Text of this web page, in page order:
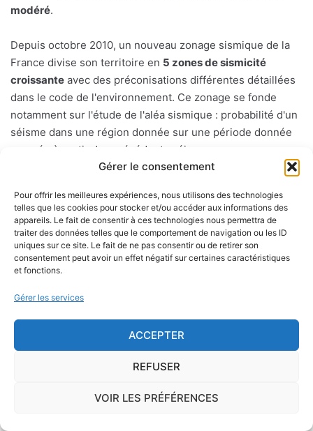
Gérer le consentement
Pour offrir les meilleures expériences, nous utilisons des technologies
telles que les cookies pour stocker et/ou accéder aux informations des
appareils. Le fait de consentir à ces technologies nous permettra de
traiter des données telles que le comportement de navigation ou les ID
uniques sur ce site. Le fait de ne pas consentir ou de retirer son
consentement peut avoir un effet négatif sur certaines caractéristiques
et fonctions.
Gérer les services
ACCEPTER
REFUSER
VOIR LES PRÉFÉRENCES
modéré.
Depuis octobre 2010, un nouveau zonage sismique de la
France divise son territoire en 5 zones de sismicité
croissante avec des préconisations différentes détaillées
dans le code de l'environnement. Ce zonage se fonde
notamment sur l'étude de l'aléa sismique : probabilité d'un
séisme dans une région donnée sur une période donnée
mesuée à partir des précédents séismes.
sismicité très faible sans prescription spécifique pour les
constructions dites "à risque normal". Les zones 2 à 5 (aléa
sisimique faible, modéré, moyen ou fort) où des règles de
constructions parasismiques s'appliquent aux bâtiments
dits "à risque normal".
Le diagnostic concernant la mérule, champignon
lignivore n'est pas obligatoire pour la vente d'un bien
immobilier hormis dans 20 communes du Finistère
.Cependant, il est préférable d'être particulièrement